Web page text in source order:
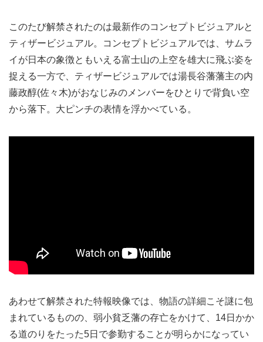
このたび解禁されたのは最新作のコンセプトビジュアルと
ティザービジュアル。コンセプトビジュアルでは、サムラ
イが日本の象徴ともいえる富士山の上空を雄大に飛ぶ姿を
捉える一方で、ティザービジュアルでは湯長谷藩藩主の内
藤政醇(佐々木)がおなじみのメンバーをひとりで背負い空
から落下。大ピンチの表情を浮かべている。
あわせて解禁された特報映像では、物語の詳細こそ謎に包
まれているものの、弱小貧乏藩の存亡をかけて、14日かか
る道のりをたった5日で参勤することが明らかになってい